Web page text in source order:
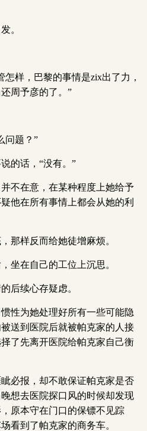
。
怎样，巴黎的事情是zix出了力，
周予彦的了。”
问题？”
的话，“没有。”
不在意，在某种程度上她给予
他在所有事情上都会从她的利
那样反而给她徒增麻烦。
坐在自己的工位上沉思。
后续心存疑虑。
性为她处理好所有一些可能隐
送到医院后就被帕克家的人接
了先离开医院给帕克家自己衡
必报，却不敢保证帕克家是否
想去医院探口风的时候却发现
原本守在门口的保镖不见踪
看到了帕克家的商务车。